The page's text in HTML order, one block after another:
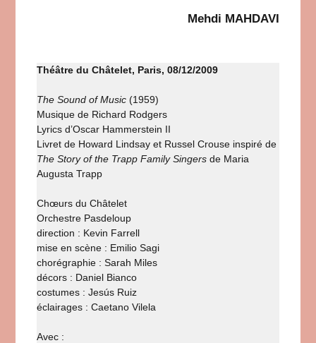
Mehdi MAHDAVI
Théâtre du Châtelet, Paris, 08/12/2009
The Sound of Music (1959)
Musique de Richard Rodgers
Lyrics d’Oscar Hammerstein II
Livret de Howard Lindsay et Russel Crouse inspiré de
The Story of the Trapp Family Singers de Maria
Augusta Trapp
Chœurs du Châtelet
Orchestre Pasdeloup
direction : Kevin Farrell
mise en scène : Emilio Sagi
chorégraphie : Sarah Miles
décors : Daniel Bianco
costumes : Jesús Ruiz
éclairages : Caetano Vilela
Avec :